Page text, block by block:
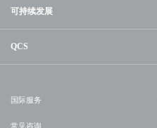
可持续发展
QCS
国际服务
常见咨询